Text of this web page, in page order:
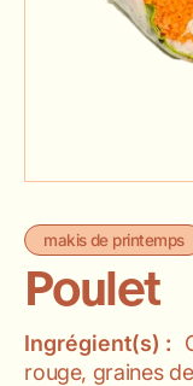
makis de printemps
Poulet
Ingrégient(s) :
rouge, graines